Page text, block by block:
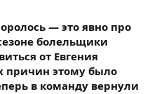
— это явно про
болельщики
от Евгения
причин этому было
в команду вернули